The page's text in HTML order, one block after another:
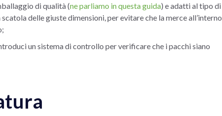
di qualità (ne parliamo in questa guida) e adatti al tipo di
delle giuste dimensioni, per evitare che la merce all’interno
un sistema di controllo per verificare che i pacchi siano